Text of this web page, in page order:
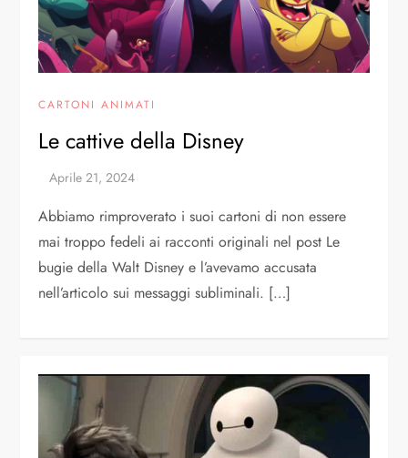
CARTONI ANIMATI
Le cattive della Disney
Abbiamo rimproverato i suoi cartoni di non essere
mai troppo fedeli ai racconti originali nel post Le
bugie della Walt Disney e l’avevamo accusata
nell’articolo sui messaggi subliminali. […]